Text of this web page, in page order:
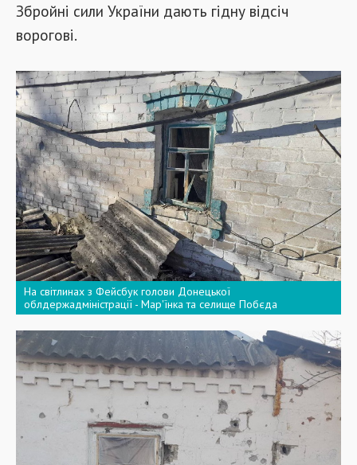
Збройні сили України дають гідну відсіч
ворогові.
На світлинах з Фейсбук голови Донецької
облдержадміністрації - Мар'їнка та селище Побєда